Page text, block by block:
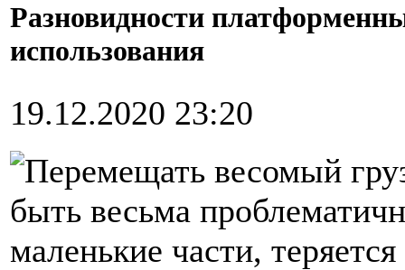
Разновидности
использования
19.12.2020 23:20
Перемещать весомый
быть весьма
маленькие части,